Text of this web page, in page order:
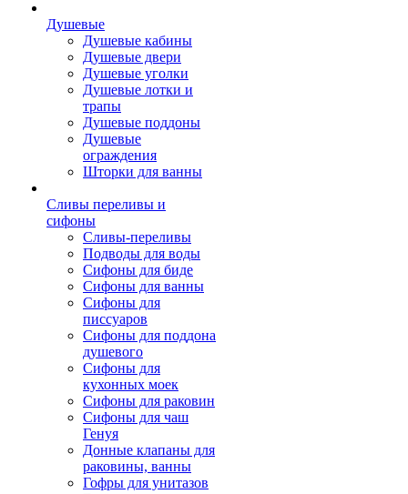
Душевые
Душевые кабины
Душевые двери
Душевые уголки
Душевые лотки и
трапы
Душевые поддоны
Душевые
ограждения
Шторки для ванны
Сливы переливы и
сифоны
Сливы-переливы
Подводы для воды
Сифоны для биде
Сифоны для ванны
Сифоны для
писсуаров
Сифоны для поддона
душевого
Сифоны для
кухонных моек
Сифоны для раковин
Сифоны для чаш
Генуя
Донные клапаны для
раковины, ванны
Гофры для унитазов